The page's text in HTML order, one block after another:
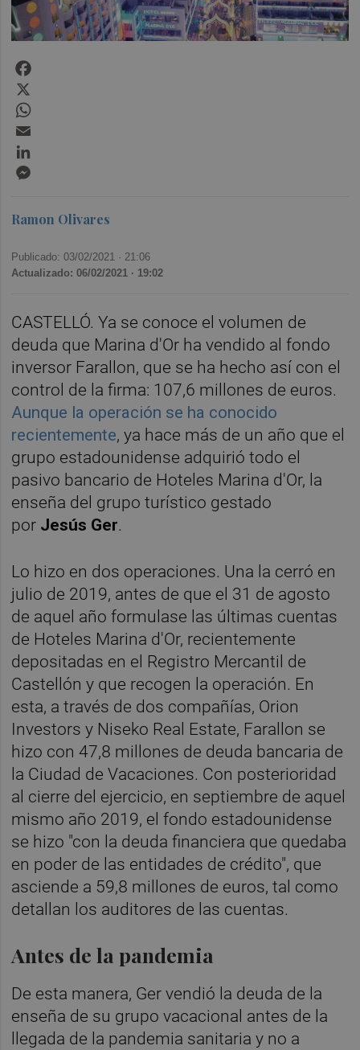
Ramon Olivares
Publicado: 03/02/2021 · 21:06
Actualizado: 06/02/2021 · 19:02
CASTELLÓ. Ya se conoce el volumen de
deuda que Marina d'Or ha vendido al fondo
inversor Farallon, que se ha hecho así con el
control de la firma: 107,6 millones de euros.
Aunque la operación se ha conocido
recientemente, ya hace más de un año que el
grupo estadounidense adquirió todo el
pasivo bancario de Hoteles Marina d'Or, la
enseña del grupo turístico gestado
por Jesús Ger.
Lo hizo en dos operaciones. Una la cerró en
julio de 2019, antes de que el 31 de agosto
de aquel año formulase las últimas cuentas
de Hoteles Marina d'Or, recientemente
depositadas en el Registro Mercantil de
Castellón y que recogen la operación. En
esta, a través de dos compañías, Orion
Investors y Niseko Real Estate, Farallon se
hizo con 47,8 millones de deuda bancaria de
la Ciudad de Vacaciones. Con posterioridad
al cierre del ejercicio, en septiembre de aquel
mismo año 2019, el fondo estadounidense
se hizo "con la deuda financiera que quedaba
en poder de las entidades de crédito", que
asciende a 59,8 millones de euros, tal como
detallan los auditores de las cuentas.
Antes de la pandemia
De esta manera, Ger vendió la deuda de la
enseña de su grupo vacacional antes de la
llegada de la pandemia sanitaria y no a